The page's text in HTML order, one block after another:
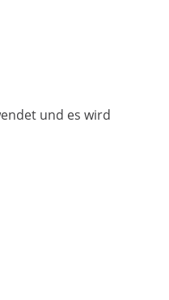
und es wird